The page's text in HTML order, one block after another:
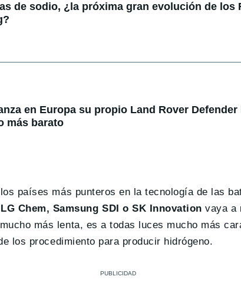
de sodio, ¿la próxima gran evolución de los
en Europa su propio Land Rover
más barato
países más punteros en la tecnología de las
Chem, Samsung SDI o SK Innovation vaya a
más lenta, es a todas luces mucho más
los procedimiento para producir hidrógeno.